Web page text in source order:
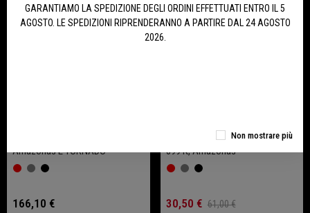
Amazonas E TORNADO
166,10 €
600, TORNADO, TRE 1130 K, TRE
899 K, Amazonas
30,50 € 61,00 €
GARANTIAMO LA SPEDIZIONE DEGLI ORDINI EFFETTUATI ENTRO IL 5
AGOSTO. LE SPEDIZIONI RIPRENDERANNO A PARTIRE DAL 24 AGOSTO
2026.
Non mostrare più